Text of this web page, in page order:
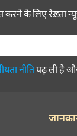
करने के लिए रेख़्ता
नीतिपढ़ ली है